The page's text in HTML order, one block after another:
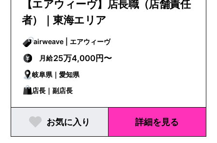
【エアウィーヴ】店長職（店舗責任
者）｜東海エリア
airweave | エアウィーヴ
月給25万4,000円〜
岐阜県｜愛知県
店長｜副店長
お気に入り 詳細を見る